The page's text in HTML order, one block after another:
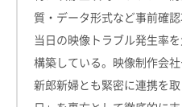
質・データ形式など事前確
当日の映像トラブル発生率
構築している。映像制作会
新郎新婦とも緊密に連携を